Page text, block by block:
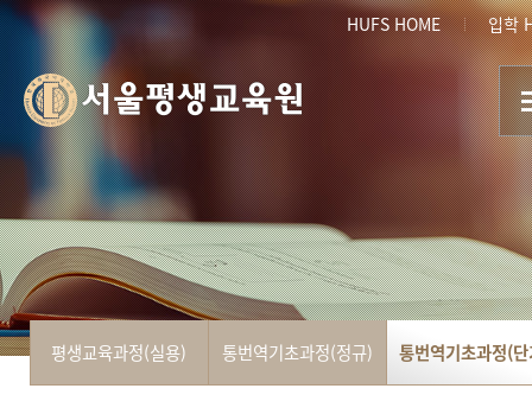
HUFS HOME 입학
서울평생교육원
평생교육과정(실용) 통번역기초과정(정규) 통번역기초과정(